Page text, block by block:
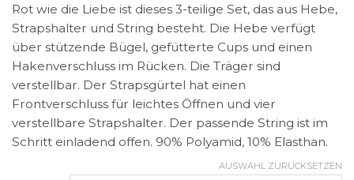
Rot wie die Liebe ist dieses 3-teilige Set, das aus Hebe,
Strapshalter und String besteht. Die Hebe verfügt
über stützende Bügel, gefütterte Cups und einen
Hakenverschluss im Rücken. Die Träger sind
verstellbar. Der Strapsgürtel hat einen
Frontverschluss für leichtes Öffnen und vier
verstellbare Strapshalter. Der passende String ist im
Schritt einladend offen. 90% Polyamid, 10% Elasthan.
AUSWAHL ZURÜCKSETZEN